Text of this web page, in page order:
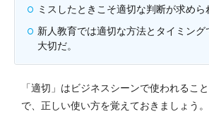
ミスしたときこそ適切な判断が求めら
新人教育では適切な方法とタイミン
大切だ。
「適切」はビジネスシーンで使われるこ
で、正しい使い方を覚えておきましょう。